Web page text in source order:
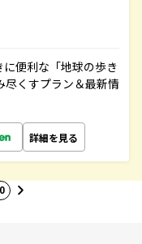
便利な「地球の歩き
くすプラン＆最新情
詳細を見る